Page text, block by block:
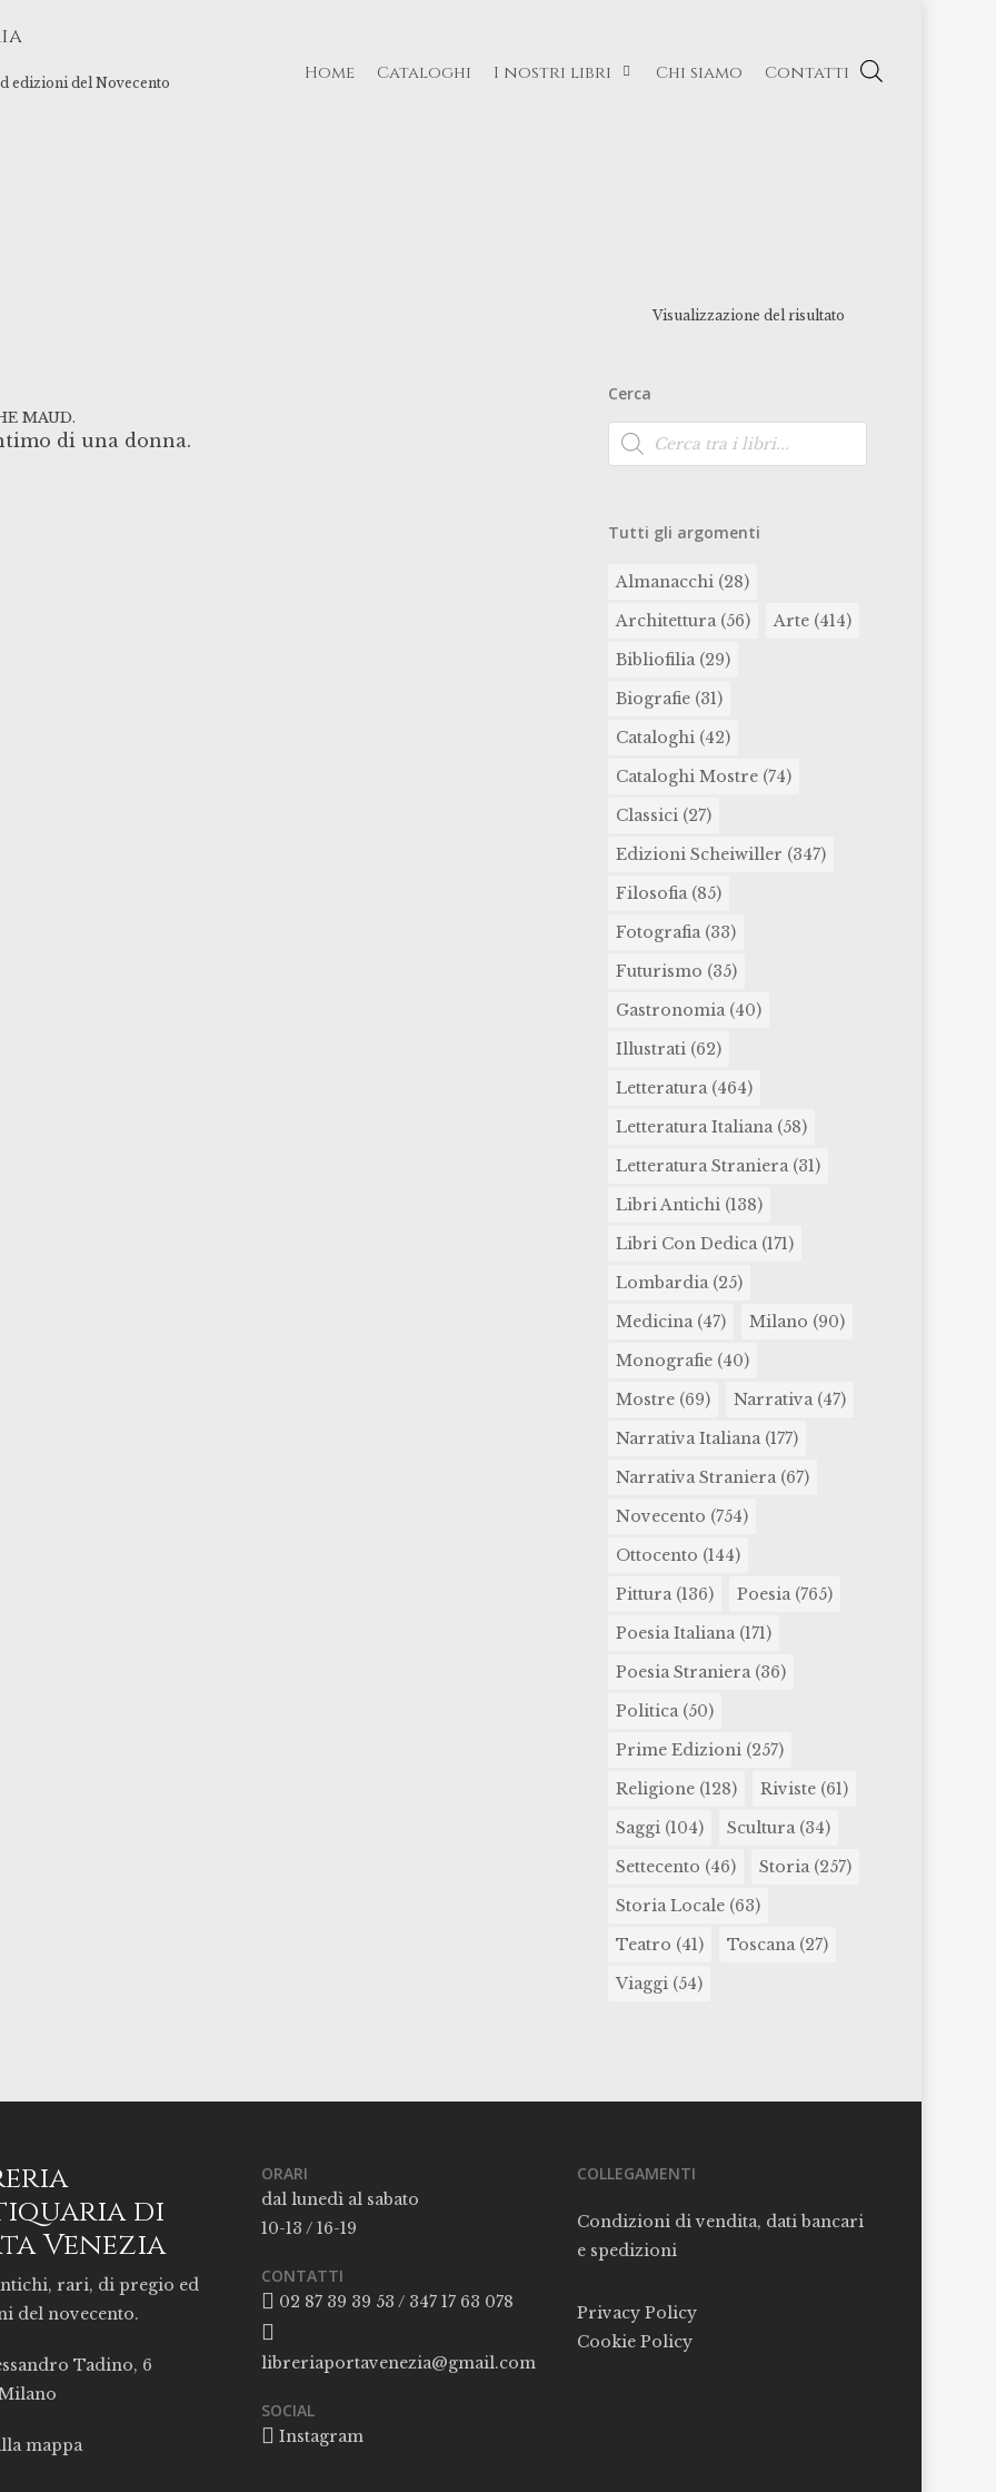
edizioni del Novecento
Home Cataloghi I nostri libri Chi siamo Contatti
Visualizzazione del risultato
MAUD.
di una donna.
Cerca
Ricerca
prodotti
Tutti gli argomenti
Almanacchi(28)
Architettura(56) Arte(414)
Bibliofilia(29)
Biografie(31)
Cataloghi(42)
Cataloghi Mostre(74)
Classici(27)
Edizioni Scheiwiller (347)
Filosofia(85)
Fotografia(33)
Futurismo (35)
Gastronomia(40)
Illustrati(62)
Letteratura(464)
Letteratura Italiana(58)
Letteratura Straniera(31)
Libri Antichi(138)
Libri Con Dedica(171)
Lombardia(25)
Medicina(47) Milano (90)
Monografie(40)
Mostre(69) Narrativa(47)
Narrativa Italiana(177)
Narrativa Straniera(67)
Novecento (754)
Ottocento (144)
Pittura(136) Poesia(765)
Poesia Italiana(171)
Poesia Straniera(36)
Politica(50)
Prime Edizioni(257)
Religione(128) Riviste(61)
Saggi(104) Scultura(34)
Settecento (46) Storia(257)
Storia Locale(63)
Teatro (41) Toscana(27)
Viaggi(54)
di
Venezia
rari, di pregio ed
del novecento.
Tadino, 6
mappa
ORARI
dal lunedì al sabato
10-13 / 16-19
CONTATTI
02 87 39 39 53 / 347 17 63 078
libreriaportavenezia@gmail.com
SOCIAL
Instagram
COLLEGAMENTI
Condizioni di vendita, dati bancari
e spedizioni
Privacy Policy
Cookie Policy